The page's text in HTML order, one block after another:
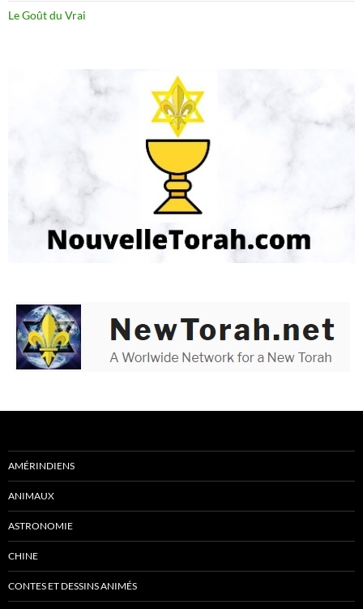
Le Goût du Vrai
AMÉRINDIENS
ANIMAUX
ASTRONOMIE
CHINE
CONTES ET DESSINS ANIMÉS